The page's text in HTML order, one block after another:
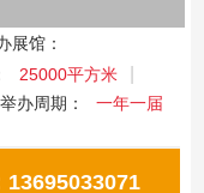
展馆：
25000平方米
举办周期：
一年一届
13695033071